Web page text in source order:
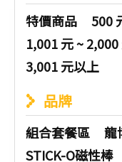
特價商品 500
1,001 元 ~ 2,000
3,001 元以上
品牌
組合套餐區 龍
STICK-O磁性棒